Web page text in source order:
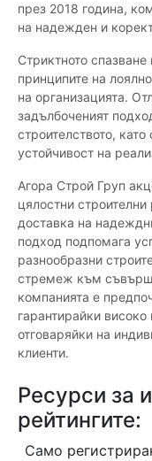
през 2018 година,
на надежден и
Стриктното
принципите на
на организацията.
задълбоченият
строителството,
устойчивост на
Агора Строй Груп
цялостни
доставка на
подход подпомага
разнообразни
стремеж към
компанията е
гарантирайки
отговаряйки на
клиенти.
Ресурси за
рейтингите:
Само